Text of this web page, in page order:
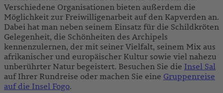
Verschiedene Organisationen bieten außerdem die
Möglichkeit zur Freiwilligenarbeit auf den Kapverden an.
Dabei hat man neben seinem Einsatz für die Schildkröten
Gelegenheit, die Schönheiten des Archipels
kennenzulernen, der mit seiner Vielfalt, seinem Mix aus
afrikanischer und europäischer Kultur sowie viel nahezu
unberührter Natur begeistert. Besuchen Sie die Insel Sal
auf Ihrer Rundreise oder machen Sie eine Gruppenreise
auf die Insel Fogo.